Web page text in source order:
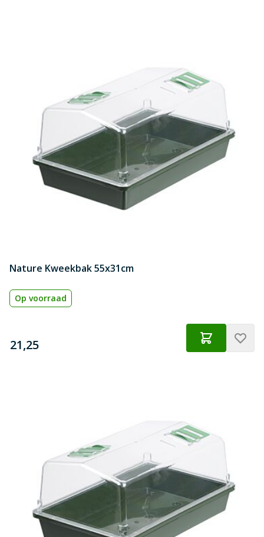
Nature Kweekbak 55x31cm
Op voorraad
€
21,25